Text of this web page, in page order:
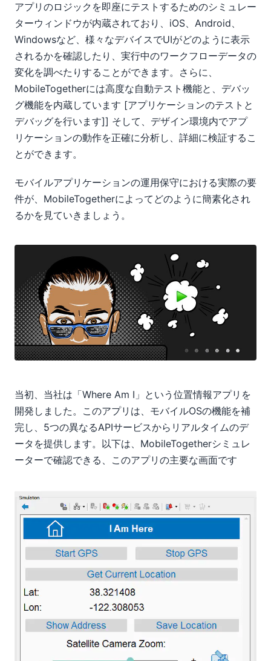
アプリのロジックを即座にテストするためのシミュレー
ターウィンドウが内蔵されており、iOS、Android、
Windowsなど、様々なデバイスでUIがどのように表示
されるかを確認したり、実行中のワークフローデータの
変化を調べたりすることができます。さらに、
MobileTogetherには高度な自動テスト機能と、デバッ
グ機能を内蔵しています [アプリケーションのテストと
デバッグを行います]] そして、デザイン環境内でアプ
リケーションの動作を正確に分析し、詳細に検証するこ
とができます。
モバイルアプリケーションの運用保守における実際の要
件が、MobileTogetherによってどのように簡素化され
るかを見ていきましょう。
当初、当社は「Where Am I」という位置情報アプリを
開発しました。このアプリは、モバイルOSの機能を補
完し、5つの異なるAPIサービスからリアルタイムのデ
ータを提供します。以下は、MobileTogetherシミュレ
ーターで確認できる、このアプリの主要な画面です